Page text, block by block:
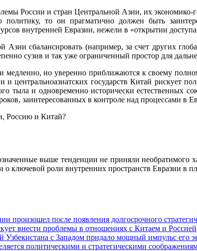
России и стран Центральной Азии, их экономико-
политику, то он прагматично должен быть
внутренней Евразии, нежели в «открытии
сбалансировать (например, за счет других
сузив и так уже ограниченный простор для
но уверенно приближаются к своему
и центральноазиатских государств Китай рискует
тыла и одновременно исторически естественных
заинтересованных в контроле над процессами в
Россию и Китай?
выше тенденции не приняли
ключевой роли внутренних пространств Евразии в
произошел после появления долгосрочного
внести проблемы в отношениях с Китаем и Россией
с Западом придало мощный импульс его
политическими и стратегическими